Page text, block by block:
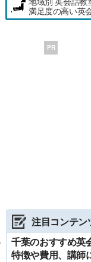
満足度の高い英
PR
注目コンテン
千葉のおすすめ英
特徴や費用、講師